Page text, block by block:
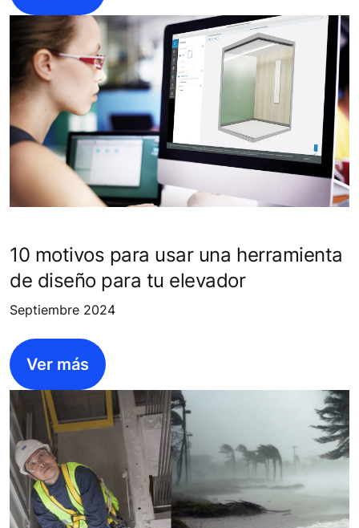
10 motivos para usar una herramienta
de diseño para tu elevador
Septiembre 2024
Ver más